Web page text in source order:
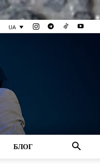
UA
БЛОГ